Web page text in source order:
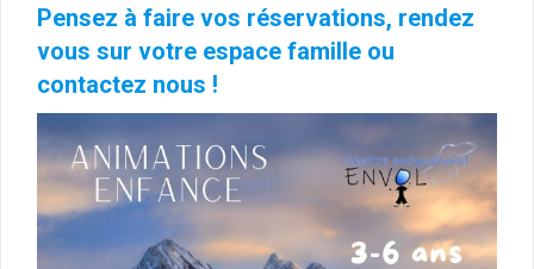
Pensez à faire vos réservations, rendez
vous sur votre espace famille ou
contactez nous !